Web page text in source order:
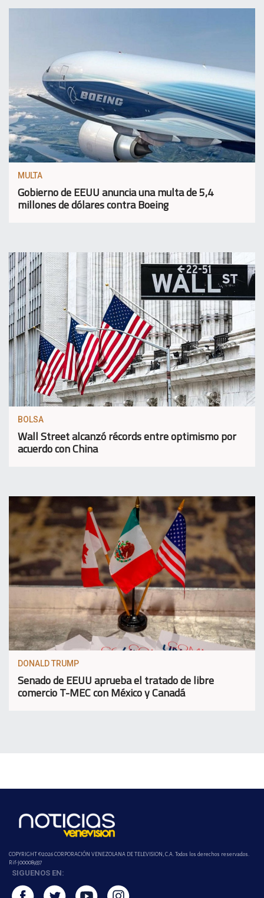
MULTA
Gobierno de EEUU anuncia una multa de 5,4
millones de dólares contra Boeing
BOLSA
Wall Street alcanzó récords entre optimismo por
acuerdo con China
DONALD TRUMP
Senado de EEUU aprueba el tratado de libre
comercio T-MEC con México y Canadá
COPYRIGHT ©2026 CORPORACIÓN VENEZOLANA DE TELEVISION, C.A. Todos los derechos reservados.
Rif-j000089337
SIGUENOS EN: